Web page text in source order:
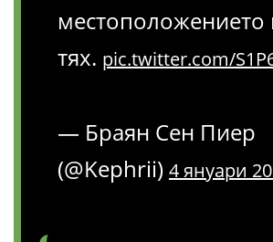
местоположението
тях. pic.twitter.com/
— Браян Сен Пиер
(@Kephrii) 4 януари